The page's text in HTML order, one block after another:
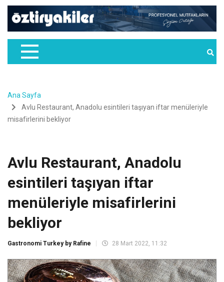
Ana Sayfa
Avlu Restaurant, Anadolu esintileri taşıyan iftar menüleriyle
misafirlerini bekliyor
Avlu Restaurant, Anadolu
esintileri taşıyan iftar
menüleriyle misafirlerini
bekliyor
Gastronomi Turkey by Rafine 28 Mart 2022, 11:32